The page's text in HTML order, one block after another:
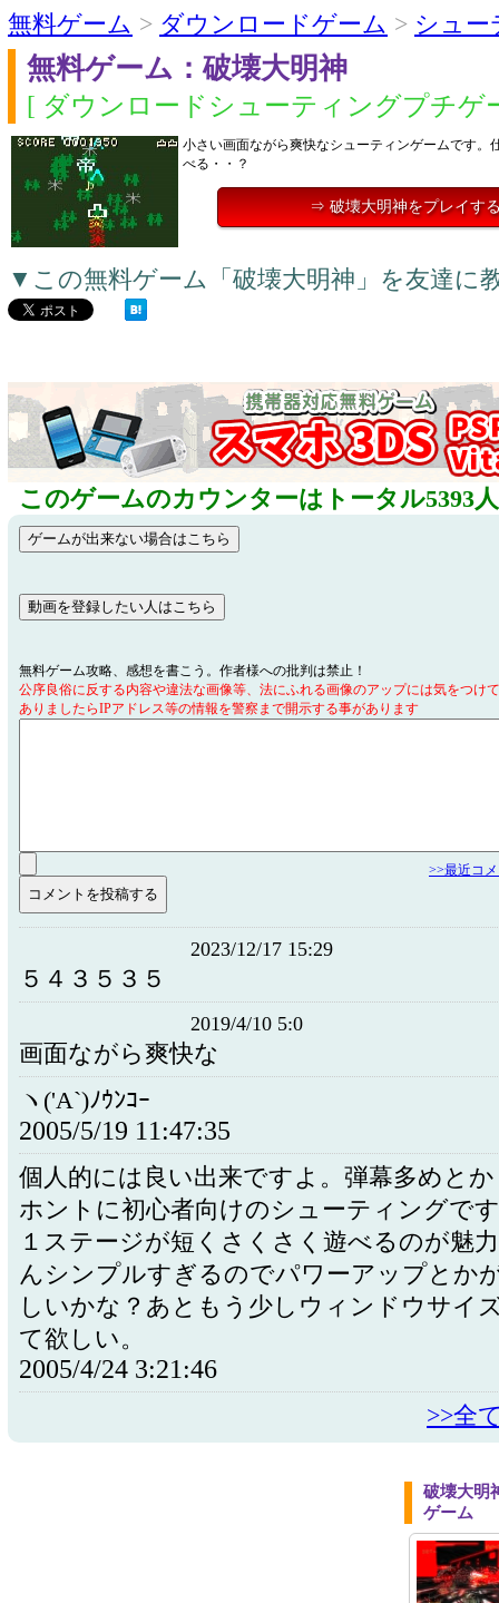
無料ゲーム > ダウンロードゲーム > シュー
無料ゲーム：破壊大明神
[ ダウンロードシューティングプチゲ
小さい画面ながら爽快なシューティンゲームです。
べる・・？
⇒ 破壊大明神をプレイす
▼この無料ゲーム「破壊大明神」を友達に
このゲームのカウンターはトータル5393
無料ゲーム攻略、感想を書こう。作者様への批判は禁止！
公序良俗に反する内容や違法な画像等、法にふれる画像のアップには気をつけ
ありましたらIPアドレス等の情報を警察まで開示する事があります
>>最近コ
2023/12/17 15:29
５４３５３５
2019/4/10 5:0
画面ながら爽快な
ヽ('A`)ﾉｳﾝｺｰ
2005/5/19 11:47:35
個人的には良い出来ですよ。弾幕多めと
ホントに初心者向けのシューティングで
１ステージが短くさくさく遊べるのが魅
んシンプルすぎるのでパワーアップとか
しいかな？あともう少しウィンドウサイ
て欲しい。
2005/4/24 3:21:46
>>全
破壊大明
ゲーム